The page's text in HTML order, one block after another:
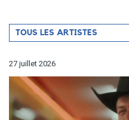
Filtrer
par
TOUS LES ARTISTES
27 juillet 2026